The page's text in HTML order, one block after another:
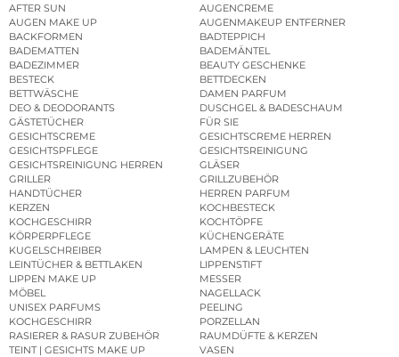
AFTER SUN
AUGENCREME
AUGEN MAKE UP
AUGENMAKEUP ENTFERNER
BACKFORMEN
BADTEPPICH
BADEMATTEN
BADEMÄNTEL
BADEZIMMER
BEAUTY GESCHENKE
BESTECK
BETTDECKEN
BETTWÄSCHE
DAMEN PARFUM
DEO & DEODORANTS
DUSCHGEL & BADESCHAUM
GÄSTETÜCHER
FÜR SIE
GESICHTSCREME
GESICHTSCREME HERREN
GESICHTSPFLEGE
GESICHTSREINIGUNG
GESICHTSREINIGUNG HERREN
GLÄSER
GRILLER
GRILLZUBEHÖR
HANDTÜCHER
HERREN PARFUM
KERZEN
KOCHBESTECK
KOCHGESCHIRR
KOCHTÖPFE
KÖRPERPFLEGE
KÜCHENGERÄTE
KUGELSCHREIBER
LAMPEN & LEUCHTEN
LEINTÜCHER & BETTLAKEN
LIPPENSTIFT
LIPPEN MAKE UP
MESSER
MÖBEL
NAGELLACK
UNISEX PARFUMS
PEELING
KOCHGESCHIRR
PORZELLAN
RASIERER & RASUR ZUBEHÖR
RAUMDÜFTE & KERZEN
TEINT | GESICHTS MAKE UP
VASEN